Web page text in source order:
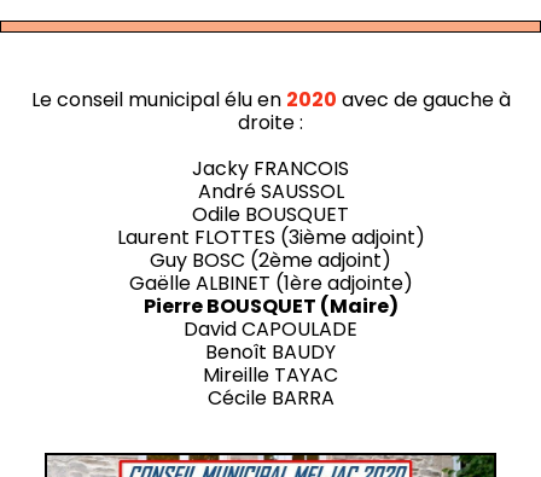
Le conseil municipal élu en 2020 avec de gauche à
droite :
Jacky FRANCOIS
André SAUSSOL
Odile BOUSQUET
Laurent FLOTTES (3ième adjoint)
Guy BOSC (2ème adjoint)
Gaëlle ALBINET (1ère adjointe)
Pierre BOUSQUET (Maire)
David CAPOULADE
Benoît BAUDY
Mireille TAYAC
Cécile BARRA